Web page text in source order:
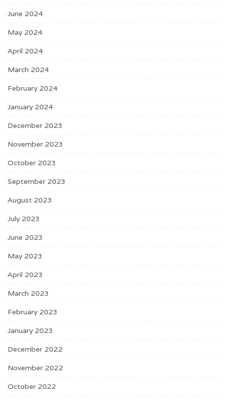
June 2024
May 2024
April 2024
March 2024
February 2024
January 2024
December 2023
November 2023
October 2023
September 2023
August 2023
July 2023
June 2023
May 2023
April 2023
March 2023
February 2023
January 2023
December 2022
November 2022
October 2022